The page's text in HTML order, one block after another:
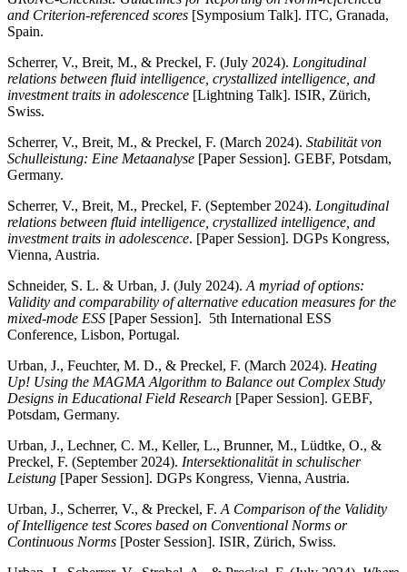
and Criterion-referenced scores [Symposium Talk]. ITC, Granada,
Spain.
Scherrer, V., Breit, M., & Preckel, F. (July 2024). Longitudinal
relations between fluid intelligence, crystallized intelligence, and
investment traits in adolescence [Lightning Talk]. ISIR, Zürich,
Swiss.
Scherrer, V., Breit, M., & Preckel, F. (March 2024). Stabilität von
Schulleistung: Eine Metaanalyse [Paper Session]. GEBF, Potsdam,
Germany.
Scherrer, V., Breit, M., Preckel, F. (September 2024). Longitudinal
relations between fluid intelligence, crystallized intelligence, and
investment traits in adolescence. [Paper Session]. DGPs Kongress,
Vienna, Austria.
Schneider, S. L. & Urban, J. (July 2024). A myriad of options:
Validity and comparability of alternative education measures for the
mixed-mode ESS [Paper Session]. 5th International ESS
Conference, Lisbon, Portugal.
Urban, J., Feuchter, M. D., & Preckel, F. (March 2024). Heating
Up! Using the MAGMA Algorithm to Balance out Complex Study
Designs in Educational Field Research [Paper Session]. GEBF,
Potsdam, Germany.
Urban, J., Lechner, C. M., Keller, L., Brunner, M., Lüdtke, O., &
Preckel, F. (September 2024). Intersektionalität in schulischer
Leistung [Paper Session]. DGPs Kongress, Vienna, Austria.
Urban, J., Scherrer, V., & Preckel, F. A Comparison of the Validity
of Intelligence test Scores based on Conventional Norms or
Continuous Norms [Poster Session]. ISIR, Zürich, Swiss.